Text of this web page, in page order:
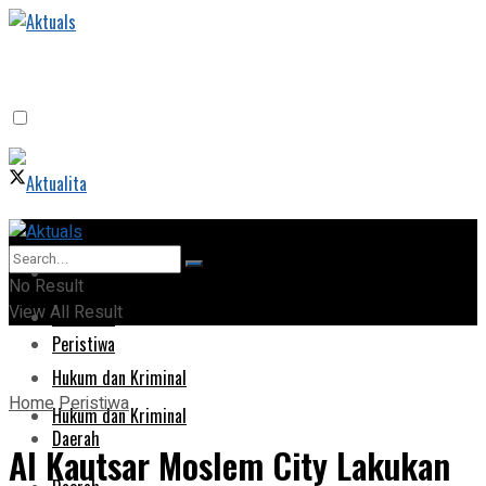
Home
Peristiwa
Hukum dan Kriminal
Daerah
Home
Peristiwa
Hukum dan Kriminal
No Result
View All Result
HomePeristiwa
Al Kautsar Moslem City Lakukan